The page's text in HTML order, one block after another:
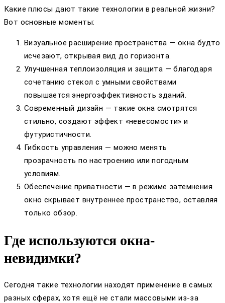
Какие плюсы дают такие технологии в реальной жизни?
Вот основные моменты:
Визуальное расширение пространства — окна будто
исчезают, открывая вид до горизонта.
Улучшенная теплоизоляция и защита — благодаря
сочетанию стекол с умными свойствами
повышается энергоэффективность зданий.
Современный дизайн — такие окна смотрятся
стильно, создают эффект «невесомости» и
футуристичности.
Гибкость управления — можно менять
прозрачность по настроению или погодным
условиям.
Обеспечение приватности — в режиме затемнения
окно скрывает внутреннее пространство, оставляя
только обзор.
Где используются окна-
невидимки?
Сегодня такие технологии находят применение в самых
разных сферах, хотя ещё не стали массовыми из-за